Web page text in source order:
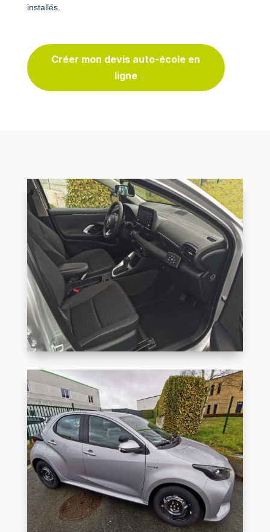
installés.
Créer mon devis auto-école en
ligne